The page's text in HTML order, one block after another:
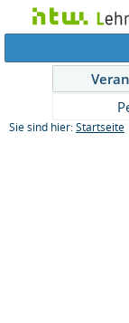
Sie sind hier: Startseite